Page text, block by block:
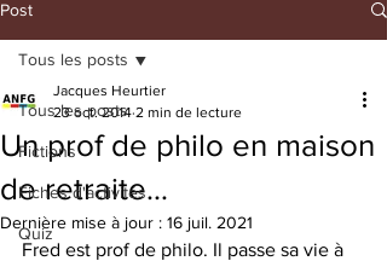
Post
Tous les posts
Fictions
Fiches d'activités
Quiz
Tous les posts
Un prof de philo en maison
de retraite…
Jacques Heurtier
23 oct. 2014 2 min de lecture
Dernière mise à jour : 16 juil. 2021
Fred est prof de philo. Il passe sa vie à